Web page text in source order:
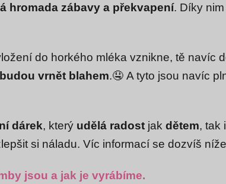
hromada zábavy a překvapení. Díky
do horkého mléka vznikne, tě navíc
budou vrnět blahem.🤤 A tyto jsou navíc
dárek, který udělá radost jak dětem, tak i
si náladu. Víc informací se dozvíš
jsou a jak je vyrábíme.